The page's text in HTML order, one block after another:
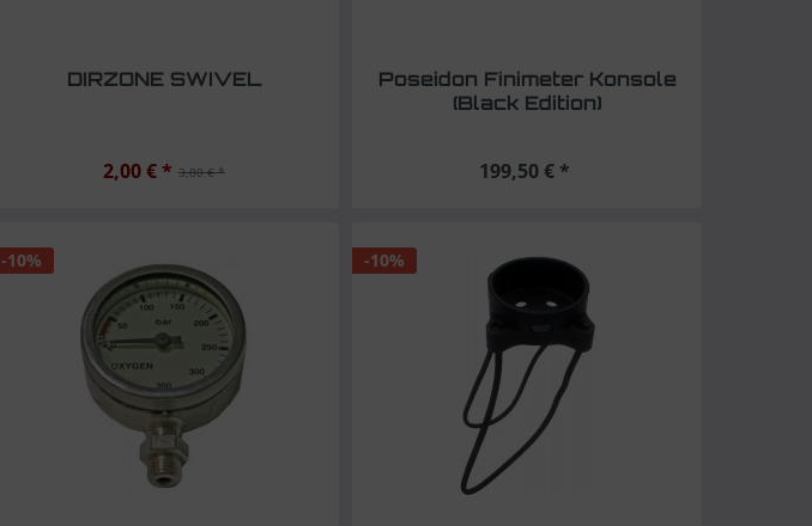
DIRZONE SWIVEL
3,00 € *
2,00 € *
Poseidon Finimeter Konsole
(Black Edition)
199,50 € *
-10% -10%